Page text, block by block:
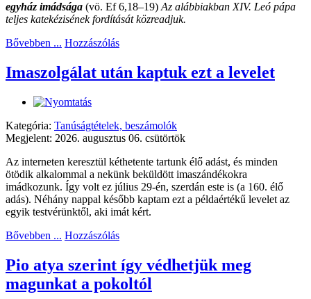
egyház imádsága (vö. Ef 6,18–19) Az alábbiakban XIV. Leó pápa
teljes katekézisének fordítását közreadjuk.
Bővebben ... Hozzászólás
Imaszolgálat után kaptuk ezt a levelet
Kategória: Tanúságtételek, beszámolók
Megjelent: 2026. augusztus 06. csütörtök
Az interneten keresztül kéthetente tartunk élő adást, és minden
ötödik alkalommal a nekünk beküldött imaszándékokra
imádkozunk. Így volt ez július 29-én, szerdán este is (a 160. élő
adás). Néhány nappal később kaptam ezt a példaértékű levelet az
egyik testvérünktől, aki imát kért.
Bővebben ... Hozzászólás
Pio atya szerint így védhetjük meg
magunkat a pokoltól